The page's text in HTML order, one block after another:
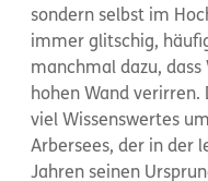
sondern selbst im
immer glitschig,
manchmal dazu, dass
hohen Wand
viel Wissenswertes
Arbersees, der in der
Jahren seinen